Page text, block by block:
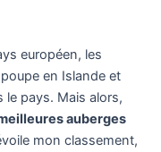
européen, les
en Islande et
le pays. Mais alors,
auberges
mon classement,